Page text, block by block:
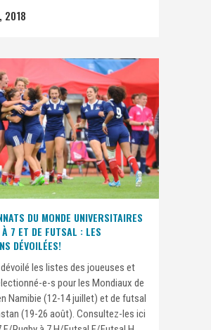
DU MONDE UNIVERSITAIRES
À 7 ET DE FUTSAL : LES
DÉVOILÉES!
dévoilé les listes des joueuses et
e-s pour les Mondiaux de
Namibie (12-14 juillet) et de futsal
(19-26 août). Consultez-les ici